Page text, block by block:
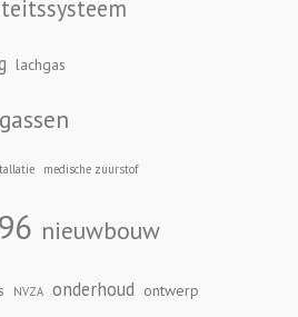
lachgas
medische zuurstof
nieuwbouw
NVZA onderhoud ontwerp